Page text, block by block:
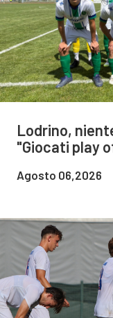
Lodrino,
"Giocati play
Agosto 06,2026